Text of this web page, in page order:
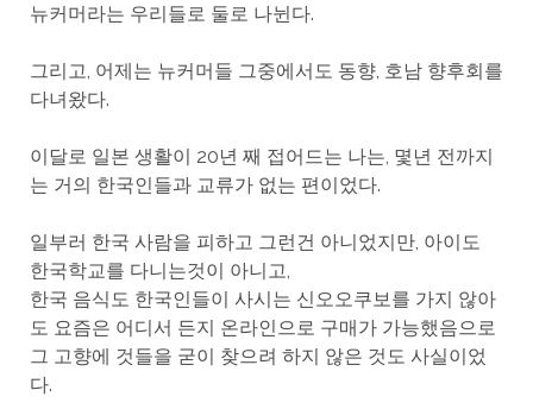
뉴커머라는 우리들로 둘로 나뉜다.
그리고, 어제는 뉴커머들 그중에서도 동향, 호남 향후회를
다녀왔다.
이달로 일본 생활이 20년 째 접어드는 나는, 몇년 전까지
는 거의 한국인들과 교류가 없는 편이었다.
일부러 한국 사람을 피하고 그런건 아니었지만, 아이도
한국학교를 다니는것이 아니고,
한국 음식도 한국인들이 사시는 신오오쿠보를 가지 않아
도 요즘은 어디서 든지 온라인으로 구매가 가능했음으로
그 고향에 것들을 굳이 찾으려 하지 않은 것도 사실이었
다.